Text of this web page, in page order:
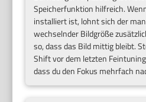
Speicherfunktion hilfreich.
installiert ist, lohnt sich der
wechselnder Bildgröße
so, dass das Bild mittig bleibt.
Shift vor dem letzten
dass du den Fokus mehrfach